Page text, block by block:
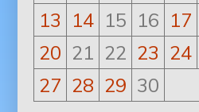
13 14 15 16 17
20 21 22 23 24
27 28 29 30